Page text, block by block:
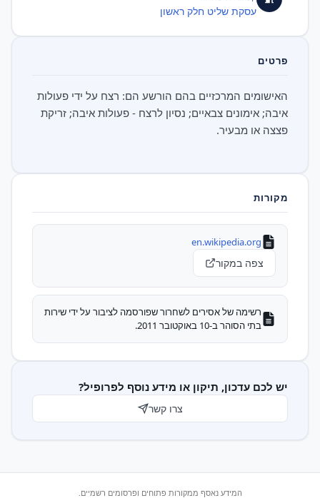
עסקת שליט חלק ראשון
פרטים
האישומים המרכזיים בהם הורשע הם: רצח על ידי פעולות
איבה; אימונים צבאיים; נסיון לרצח - פעולות איבה; זריקת
פצצה או מבעיר.
מקורות
en.wikipedia.org
צפה במקור
רשימה של אסירים לשחרור שפורסמה לציבור על ידי שירות
בתי הסוהר ב-10 באוקטובר 2011.
יש לכם עדכון, תיקון או מידע נוסף לפרופיל?
צרו קשר
המידע נאסף ממקורות פתוחים ופרסומים רשמיים.